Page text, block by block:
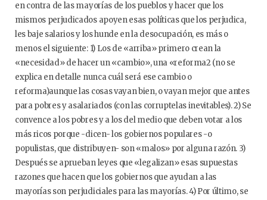
en contra de las mayorías de los pueblos y hacer que los
mismos perjudicados apoyen esas políticas que los perjudica,
les baje salarios y los hunde en la desocupación, es más o
menos el siguiente: 1) Los de «arriba» primero crean la
«necesidad» de hacer un «cambio», una «reforma2 (no se
explica en detalle nunca cuál será ese cambio o
reforma)aunque las cosas vayan bien, o vayan mejor que antes
para pobres y asalariados (con las corruptelas inevitables). 2) Se
convence a los pobres y a los del medio que deben votar a los
más ricos porque -dicen- los gobiernos populares -o
populistas, que distribuyen- son «malos» por alguna razón. 3)
Después se aprueban leyes que «legalizan» esas supuestas
razones que hacen que los gobiernos que ayudan a las
mayorías son perjudiciales para las mayorías. 4) Por último, se